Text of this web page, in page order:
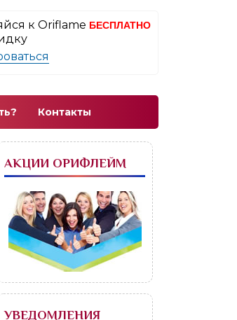
к Oriflame БЕСПЛАТНО
Контакты
АКЦИИ ОРИФЛЕЙМ
УВЕДОМЛЕНИЯ